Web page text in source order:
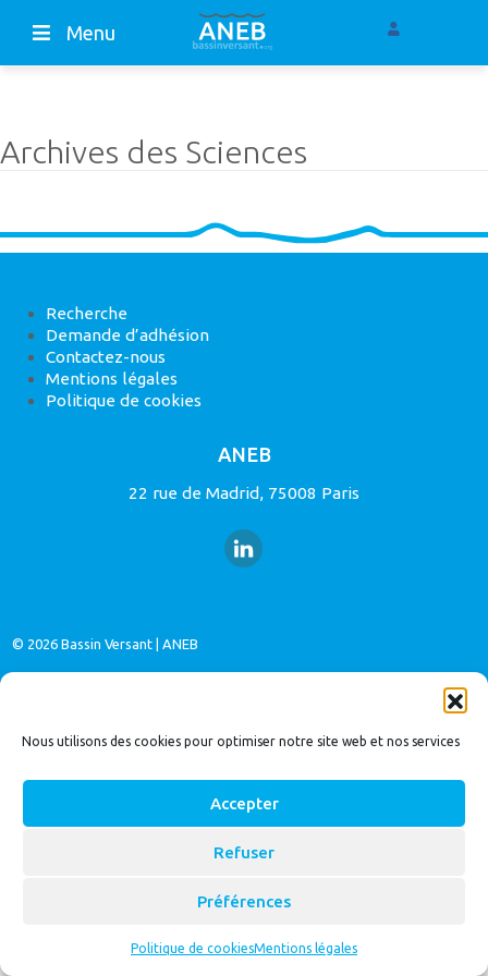
Nous utilisons des cookies pour optimiser notre site web et nos services
Accepter
Refuser
Préférences
Politique de cookiesMentions légales
Menu
Archives des Sciences
Recherche
Demande d’adhésion
Contactez-nous
Mentions légales
Politique de cookies
ANEB
22 rue de Madrid, 75008 Paris
© 2026Bassin Versant |ANEB